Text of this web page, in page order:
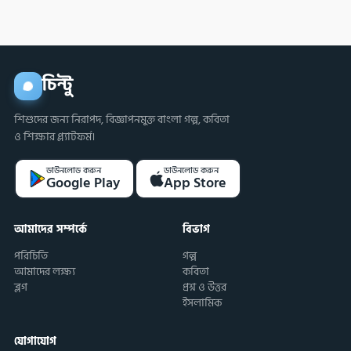
চিন্টু
শিশুদের জন্য নিরাপদ, বিজ্ঞাপনমুক্ত বাংলা গল্প, কবিতা
ও শিক্ষার প্ল্যাটফর্ম।
ডাউনলোড করুন
Google Play
ডাউনলোড করুন
App Store
আমাদের সম্পর্কে
পরিচিতি
আমাদের লক্ষ্য
ব্লগ
বিভাগ
গল্প
কবিতা
প্রশ্ন ও উত্তর
ইসলামিক
যোগাযোগ